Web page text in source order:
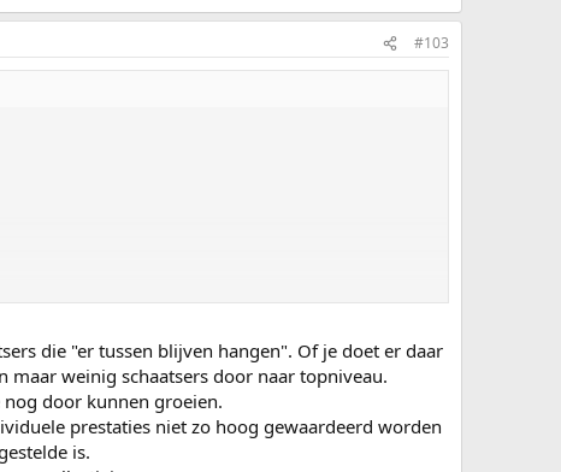
#103
die "er tussen blijven hangen". Of je doet er daar
weinig schaatsers door naar topniveau.
door kunnen groeien.
prestaties niet zo hoog gewaardeerd worden
is.